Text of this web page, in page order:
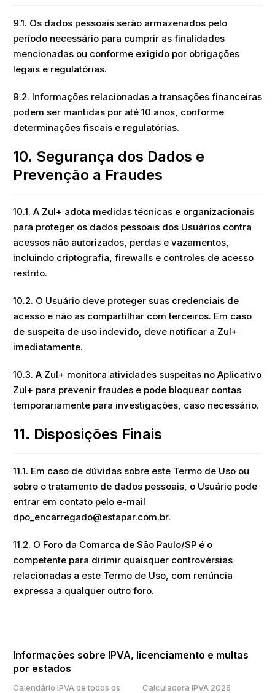
9.1. Os dados pessoais serão armazenados pelo
período necessário para cumprir as finalidades
mencionadas ou conforme exigido por obrigações
legais e regulatórias.
9.2. Informações relacionadas a transações financeiras
podem ser mantidas por até 10 anos, conforme
determinações fiscais e regulatórias.
10. Segurança dos Dados e
Prevenção a Fraudes
10.1. A Zul+ adota medidas técnicas e organizacionais
para proteger os dados pessoais dos Usuários contra
acessos não autorizados, perdas e vazamentos,
incluindo criptografia, firewalls e controles de acesso
restrito.
10.2. O Usuário deve proteger suas credenciais de
acesso e não as compartilhar com terceiros. Em caso
de suspeita de uso indevido, deve notificar a Zul+
imediatamente.
10.3. A Zul+ monitora atividades suspeitas no Aplicativo
Zul+ para prevenir fraudes e pode bloquear contas
temporariamente para investigações, caso necessário.
11. Disposições Finais
11.1. Em caso de dúvidas sobre este Termo de Uso ou
sobre o tratamento de dados pessoais, o Usuário pode
entrar em contato pelo e-mail
dpo_encarregado@estapar.com.br.
11.2. O Foro da Comarca de São Paulo/SP é o
competente para dirimir quaisquer controvérsias
relacionadas a este Termo de Uso, com renúncia
expressa a qualquer outro foro.
Informações sobre IPVA, licenciamento e multas
por estados
Calendário IPVA de todos os
Calculadora IPVA 2026